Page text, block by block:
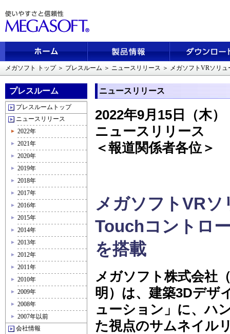
メガソフト トップ＞ プレスルーム ＞ ニュースリリース ＞ メガソフトVRソリ
ニュースリリース
2022年9月15日（木）
ニュースリリース
＜報道関係者各位＞
メガソフトVR
Touchコントロ
を搭載
メガソフト株式会社
明）は、建築3Dデザ
ューション」に、ハ
た視点のサムネイル
プレスルーム
プレスルームトップ
ニュースリリース
2022年
2021年
2020年
2019年
2018年
2017年
2016年
2015年
2014年
2013年
2012年
2011年
2010年
2009年
2008年
2007年以前
会社情報